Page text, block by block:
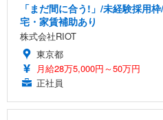
「まだ間に合う!」/未経験採用
宅・家賃補助あり
株式会社RIOT
東京都
月給28万5,000円～50万円
正社員